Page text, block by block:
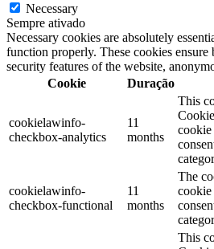
Necessary
Sempre ativado
Necessary cookies are absolutely
function properly. These cookies ensure
security features of the website,
Cookie
Duração
cookielawinfo-
checkbox-analytics
11
months
This
cookie
cookielawinfo-
checkbox-functional
11
months
The
cookie
This